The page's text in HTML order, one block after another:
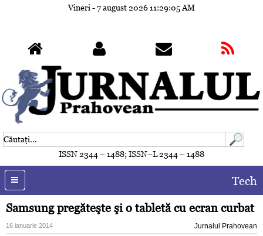
Vineri - 7 august 202611:29:07 AM
ISSN 2344 – 1488; ISSN–L 2344 – 1488
Tech
Samsung pregăteşte şi o tabletă cu ecran curbat
16 ianuarie 2014 Jurnalul Prahovean